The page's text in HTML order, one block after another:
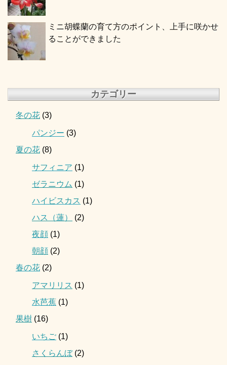
ミニ胡蝶蘭の育て方のポイント、上手に咲かせ
ることができました
カテゴリー
冬の花(3)
パンジー(3)
夏の花(8)
サフィニア(1)
ゼラニウム(1)
ハイビスカス(1)
ハス（蓮）(2)
夜顔(1)
朝顔(2)
春の花(2)
アマリリス(1)
水芭蕉(1)
果樹(16)
いちご(1)
さくらんぼ(2)